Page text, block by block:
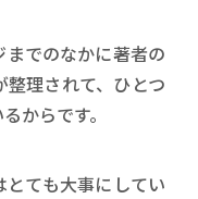
でのなかに著者の
理されて、ひとつ
からです。
ても大事にしてい